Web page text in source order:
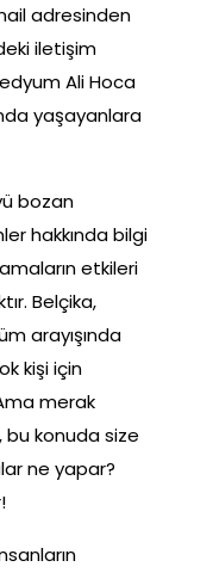
adresinden
iletişim
Ali Hoca
yaşayanlara
bozan
hakkında bilgi
etkileri
Belçika,
arayışında
kişi için
merak
konuda size
ne yapar?